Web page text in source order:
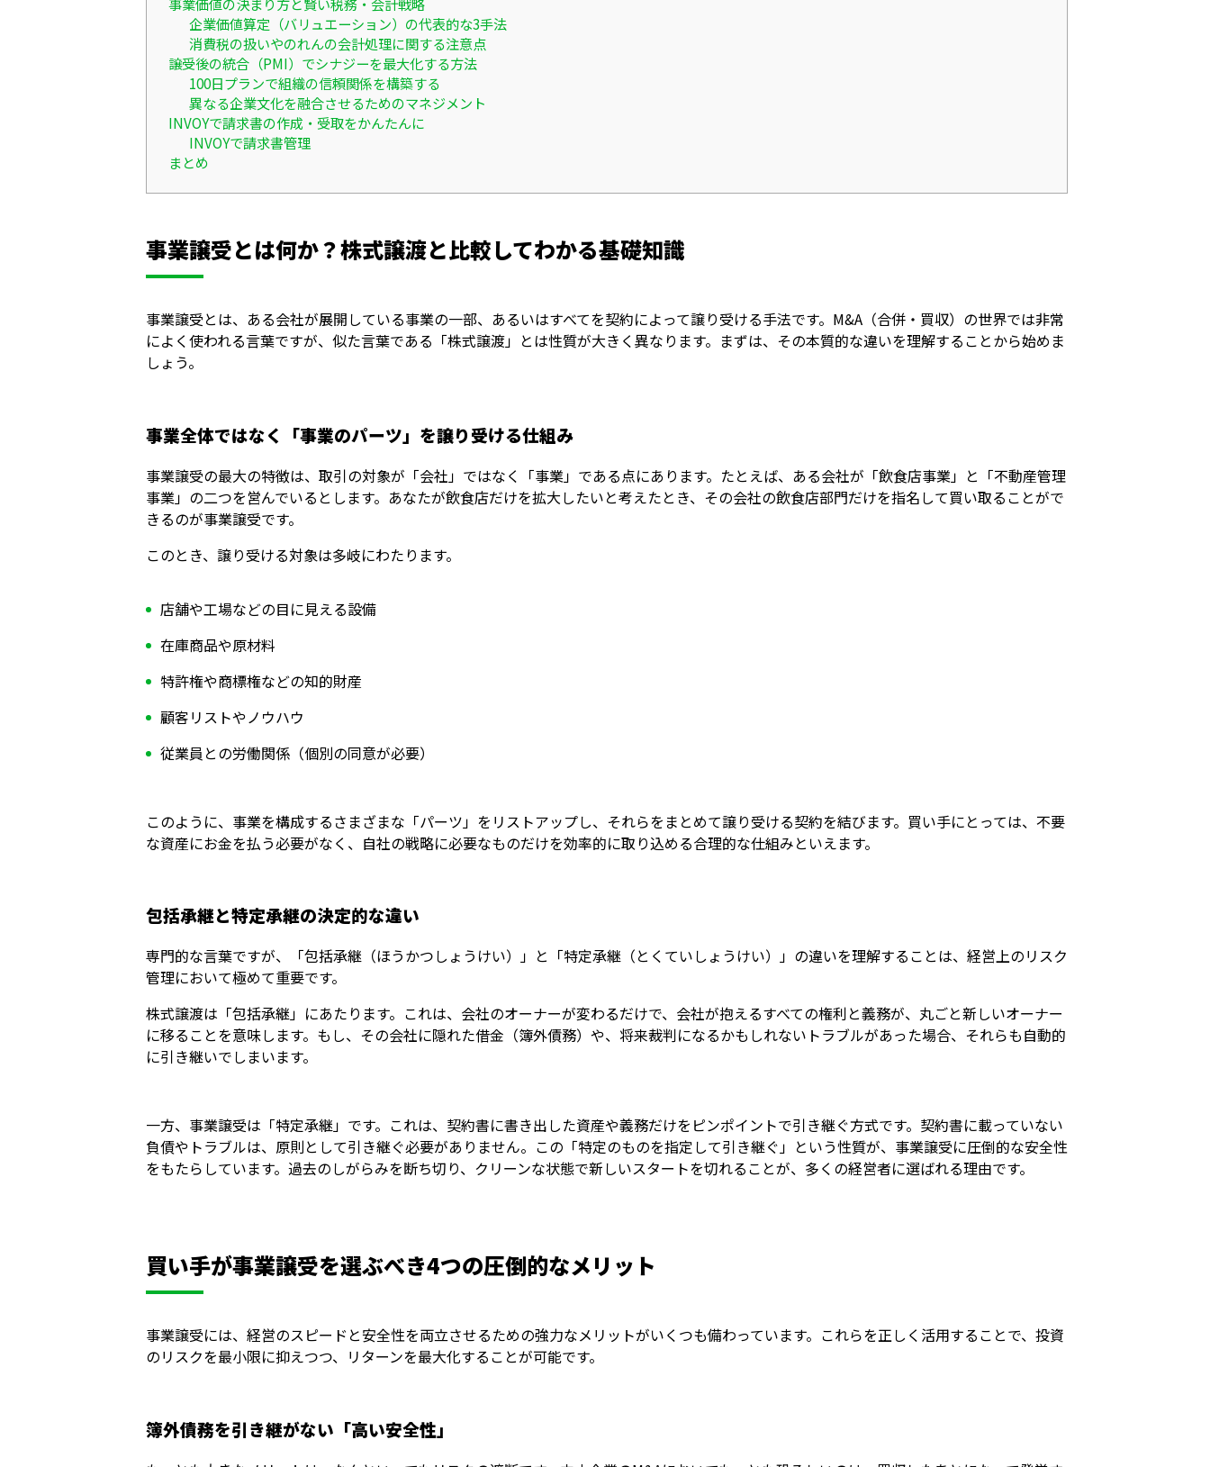
企業価値算定（バリュエーション）の代表的な3手法
消費税の扱いやのれんの会計処理に関する注意点
譲受後の統合（PMI）でシナジーを最大化する方法
100日プランで組織の信頼関係を構築する
異なる企業文化を融合させるためのマネジメント
INVOYで請求書の作成・受取をかんたんに
INVOYで請求書管理
まとめ
事業譲受とは何か？株式譲渡と比較してわかる基礎知識
事業譲受とは、ある会社が展開している事業の一部、あるいはすべてを契約によって譲り受ける手法です。M&A（合併・買収）の世界では非常
によく使われる言葉ですが、似た言葉である「株式譲渡」とは性質が大きく異なります。まずは、その本質的な違いを理解することから始めま
しょう。
事業全体ではなく「事業のパーツ」を譲り受ける仕組み
事業譲受の最大の特徴は、取引の対象が「会社」ではなく「事業」である点にあります。たとえば、ある会社が「飲食店事業」と「不動産管理
事業」の二つを営んでいるとします。あなたが飲食店だけを拡大したいと考えたとき、その会社の飲食店部門だけを指名して買い取ることがで
きるのが事業譲受です。
このとき、譲り受ける対象は多岐にわたります。
店舗や工場などの目に見える設備
在庫商品や原材料
特許権や商標権などの知的財産
顧客リストやノウハウ
従業員との労働関係（個別の同意が必要）
このように、事業を構成するさまざまな「パーツ」をリストアップし、それらをまとめて譲り受ける契約を結びます。買い手にとっては、不要
な資産にお金を払う必要がなく、自社の戦略に必要なものだけを効率的に取り込める合理的な仕組みといえます。
包括承継と特定承継の決定的な違い
専門的な言葉ですが、「包括承継（ほうかつしょうけい）」と「特定承継（とくていしょうけい）」の違いを理解することは、経営上のリスク
管理において極めて重要です。
株式譲渡は「包括承継」にあたります。これは、会社のオーナーが変わるだけで、会社が抱えるすべての権利と義務が、丸ごと新しいオーナー
に移ることを意味します。もし、その会社に隠れた借金（簿外債務）や、将来裁判になるかもしれないトラブルがあった場合、それらも自動的
に引き継いでしまいます。
一方、事業譲受は「特定承継」です。これは、契約書に書き出した資産や義務だけをピンポイントで引き継ぐ方式です。契約書に載っていない
負債やトラブルは、原則として引き継ぐ必要がありません。この「特定のものを指定して引き継ぐ」という性質が、事業譲受に圧倒的な安全性
をもたらしています。過去のしがらみを断ち切り、クリーンな状態で新しいスタートを切れることが、多くの経営者に選ばれる理由です。
買い手が事業譲受を選ぶべき4つの圧倒的なメリット
事業譲受には、経営のスピードと安全性を両立させるための強力なメリットがいくつも備わっています。これらを正しく活用することで、投資
のリスクを最小限に抑えつつ、リターンを最大化することが可能です。
簿外債務を引き継がない「高い安全性」